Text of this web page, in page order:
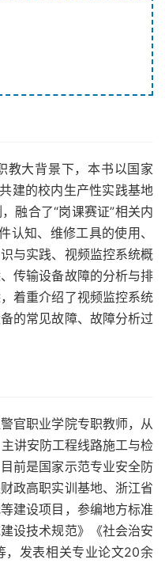
教大背景下，本书以国家
建的校内生产性实践基地
融合了“岗课赛证”相关内
认知、维修工具的使用、
与实践、视频监控系统概
传输设备故障的分析与排
着重介绍了视频监控系统
的常见故障、故障分析过
官职业学院专职教师，从
讲安防工程线路施工与检
前是国家示范专业安全防
政高职实训基地、浙江省
建设项目，参编地方标准
设技术规范》《社会治安
，发表相关专业论文20余